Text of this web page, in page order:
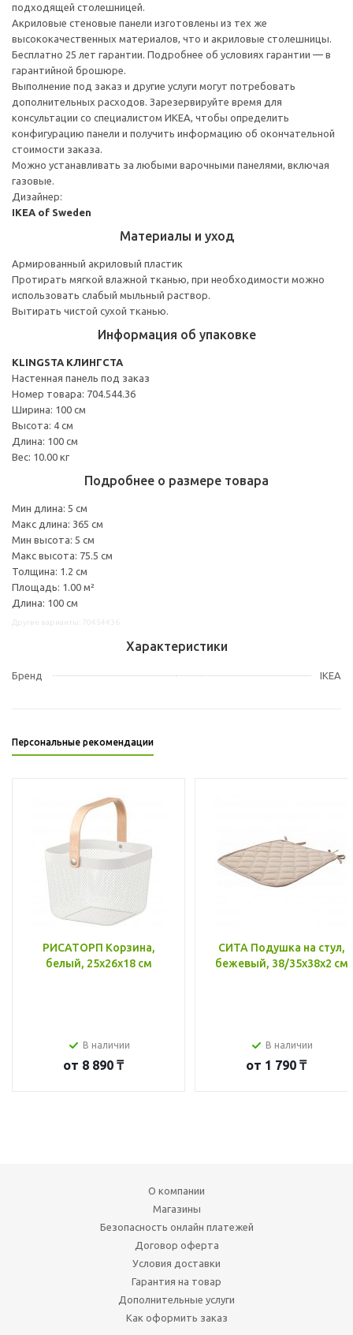
подходящей столешницей.
Акриловые стеновые панели изготовлены из тех же
высококачественных материалов, что и акриловые столешницы.
Бесплатно 25 лет гарантии. Подробнее об условиях гарантии — в
гарантийной брошюре.
Выполнение под заказ и другие услуги могут потребовать
дополнительных расходов. Зарезервируйте время для
консультации со специалистом ИКЕА, чтобы определить
конфигурацию панели и получить информацию об окончательной
стоимости заказа.
Можно устанавливать за любыми варочными панелями, включая
газовые.
Дизайнер:
IKEA of Sweden
Материалы и уход
Армированный акриловый пластик
Протирать мягкой влажной тканью, при необходимости можно
использовать слабый мыльный раствор.
Вытирать чистой сухой тканью.
Информация об упаковке
KLINGSTA КЛИНГСТА
Настенная панель под заказ
Номер товара: 704.544.36
Ширина: 100 см
Высота: 4 см
Длина: 100 см
Вес: 10.00 кг
Подробнее о размере товара
Мин длина: 5 см
Макс длина: 365 см
Мин высота: 5 см
Макс высота: 75.5 см
Толщина: 1.2 см
Площадь: 1.00 м²
Длина: 100 см
Характеристики
Бренд IKEA
Персональные рекомендации
РИСАТОРП Корзина,
белый, 25x26x18 см
В наличии
от 8 890 ₸
СИТА Подушка на стул,
бежевый, 38/35x38x2 см
В наличии
от 1 790 ₸
О компании
Магазины
Безопасность онлайн платежей
Договор оферта
Условия доставки
Гарантия на товар
Дополнительные услуги
Как оформить заказ